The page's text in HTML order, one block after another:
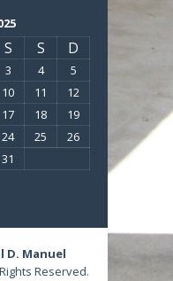
S S D
3 4
5
10 11
12
17 18
19
24 25
26
31
D. Manuel
Reserved.